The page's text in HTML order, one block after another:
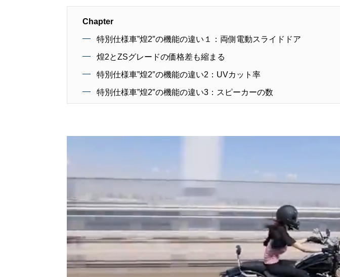
Chapter
特別仕様車”煌2″の機能の違い１：両側電動スライドドア
煌2とZSグレードの価格差も縮まる
特別仕様車”煌2″の機能の違い2：UVカット率
特別仕様車”煌2″の機能の違い3：スピーカーの数